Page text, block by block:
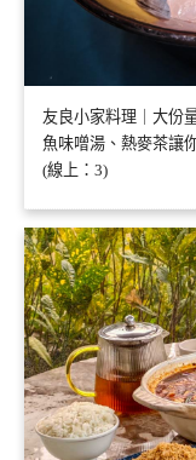
友良小家料理｜大份
魚味噌湯、熱麥茶讓
(線上：3)